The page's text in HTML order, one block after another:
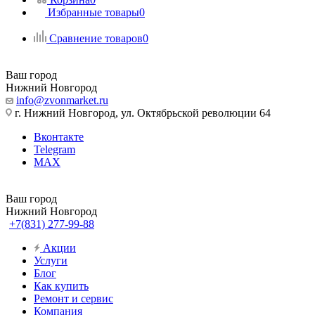
Избранные товары0
Сравнение товаров0
Ваш город
Нижний Новгород
info@zvonmarket.ru
г. Нижний Новгород, ул. Октябрьской революции 64
Вконтакте
Telegram
MAX
Ваш город
Нижний Новгород
+7(831) 277-99-88
Акции
Услуги
Блог
Как купить
Ремонт и сервис
Компания